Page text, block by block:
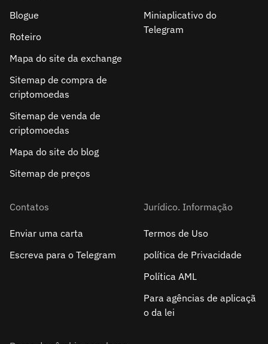
Blogue
Roteiro
Mapa do site da exchange
Sitemap de compra de
criptomoedas
Sitemap de venda de
criptomoedas
Mapa do site do blog
Sitemap de preços
Miniaplicativo do
Telegram
Contatos
Enviar uma carta
Escreva para o Telegram
Jurídico. Informação
Termos de Uso
política de Privacidade
Política AML
Para agências de aplicaçã
o da lei